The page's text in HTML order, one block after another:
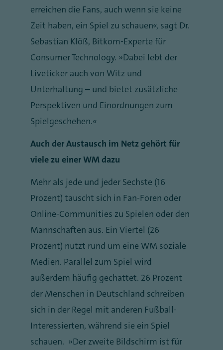
erreichen die Fans, auch wenn sie keine
Zeit haben, ein Spiel zu schauen“, sagt Dr.
Sebastian Klöß, Bitkom-Experte für
Consumer Technology. „Dabei lebt der
Liveticker auch von Witz und
Unterhaltung – und bietet zusätzliche
Perspektiven und Einordnungen zum
Spielgeschehen.“
Auch der Austausch im Netz gehört für
viele zu einer WM dazu
Mehr als jede und jeder Sechste (16
Prozent) tauscht sich in Fan-Foren oder
Online-Communities zu Spielen oder den
Mannschaften aus. Ein Viertel (26
Prozent) nutzt rund um eine WM soziale
Medien. Parallel zum Spiel wird
außerdem häufig gechattet. 26 Prozent
der Menschen in Deutschland schreiben
sich in der Regel mit anderen Fußball-
Interessierten, während sie ein Spiel
schauen. „Der zweite Bildschirm ist für